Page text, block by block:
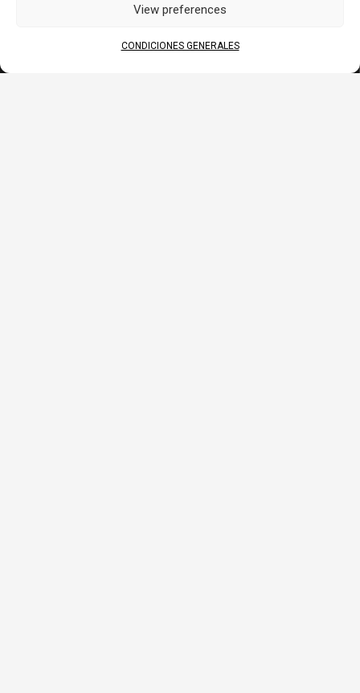
View preferences
CONDICIONES GENERALES